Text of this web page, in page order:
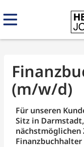
(m/w/d)
Für unseren
Sitz in